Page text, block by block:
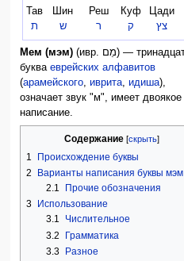
Цади
צץ
Куф
ק
Реш
ר
Шин
ש
Тав
ת
Мем (мэм) (ивр. מֵם) — тринадцатая
букваеврейских алфавитов
(арамейского,иврита,идиша),
означает звук "м", имеет двоякое
написание.
Содержание
1
Происхождение буквы
2
Варианты написания буквы мэм
2.1
Прочие обозначения
3
Использование
3.1
Числительное
3.2
Грамматика
3.3
Разное